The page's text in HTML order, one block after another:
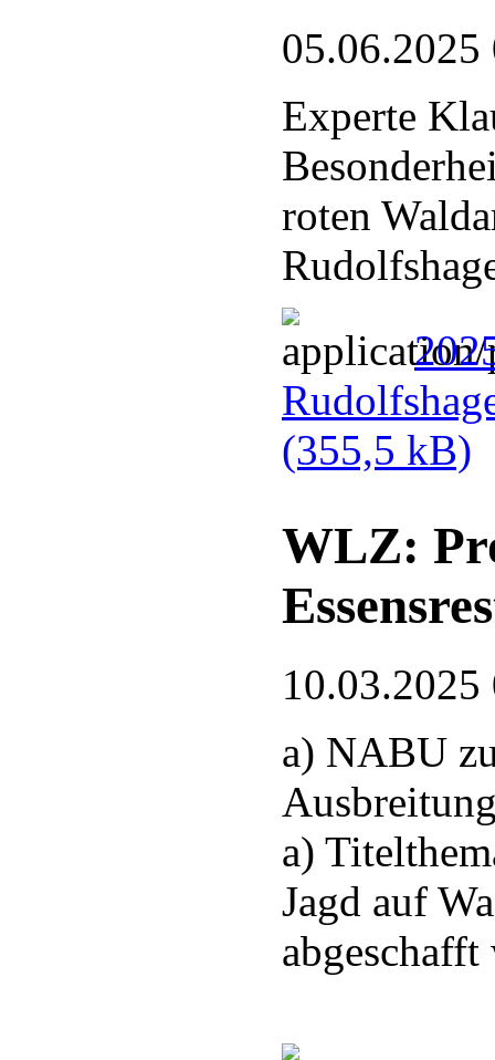
05.06.2025
Experte
roten
(355,5 kB)
WLZ:
10.03.2025
a) NABU
a)
Jagd auf
abgeschafft